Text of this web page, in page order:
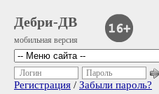
Дебри-ДВ
мобильная версия
Логин Пароль
Регистрация / Забыли пароль?